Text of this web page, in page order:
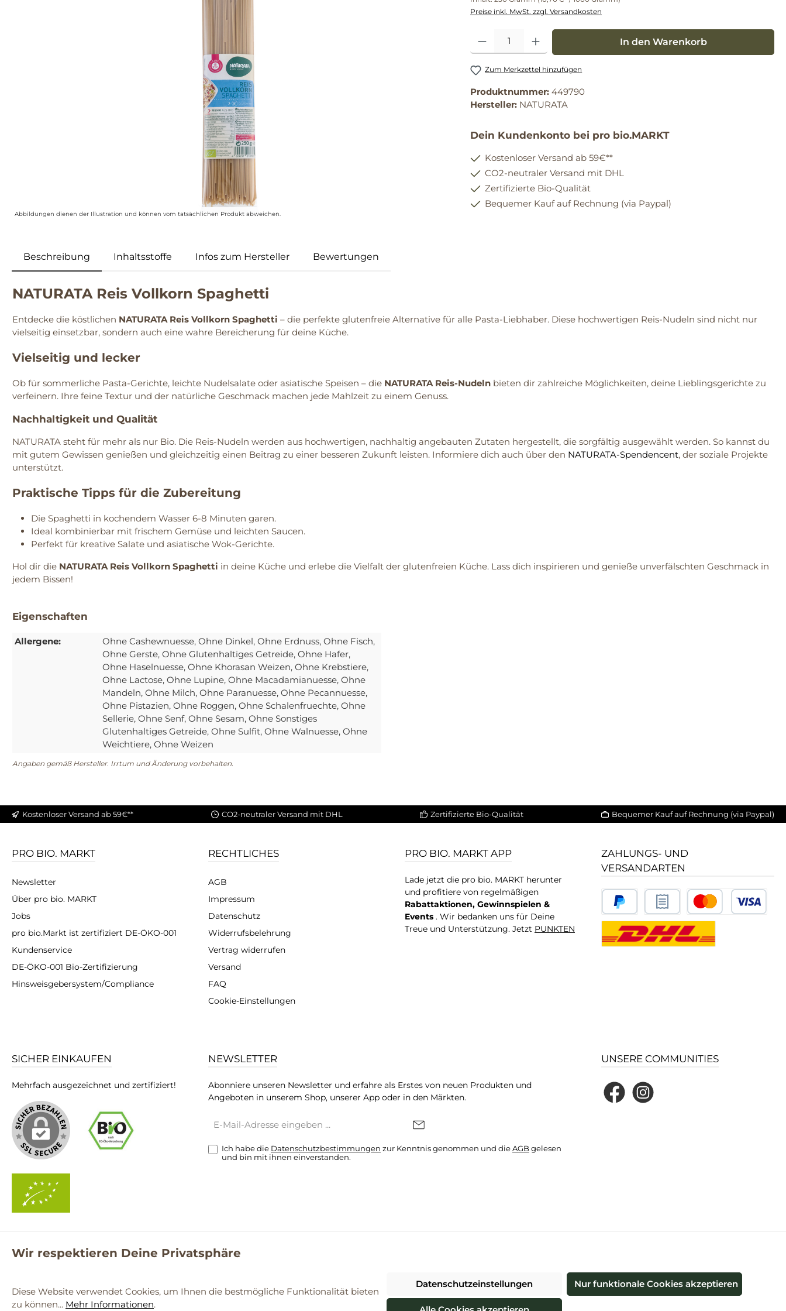
Abbildungen dienen der Illustration und können vom tatsächlichen Produkt abweichen.
Preise inkl. MwSt. zzgl. Versandkosten
Produkt Anzahl: Gib den gewünschten Wert ein oder benutze die Schaltflächen um die
In den Warenkorb
Zum Merkzettel hinzufügen
Produktnummer: 449790
Hersteller: NATURATA
Dein Kundenkonto bei pro bio.MARKT
Kostenloser Versand ab 59€**
CO2-neutraler Versand mit DHL
Zertifizierte Bio-Qualität
Bequemer Kauf auf Rechnung (via Paypal)
Beschreibung Inhaltsstoffe Infos zum Hersteller Bewertungen
NATURATA Reis Vollkorn Spaghetti
Entdecke die köstlichen NATURATA Reis Vollkorn Spaghetti – die perfekte glutenfreie Alternative für alle Pasta-Liebhaber. Diese hochwertigen Reis-Nudeln sind nicht nur
vielseitig einsetzbar, sondern auch eine wahre Bereicherung für deine Küche.
Vielseitig und lecker
Ob für sommerliche Pasta-Gerichte, leichte Nudelsalate oder asiatische Speisen – die NATURATA Reis-Nudeln bieten dir zahlreiche Möglichkeiten, deine Lieblingsgerichte zu
verfeinern. Ihre feine Textur und der natürliche Geschmack machen jede Mahlzeit zu einem Genuss.
Nachhaltigkeit und Qualität
NATURATA steht für mehr als nur Bio. Die Reis-Nudeln werden aus hochwertigen, nachhaltig angebauten Zutaten hergestellt, die sorgfältig ausgewählt werden. So kannst du
mit gutem Gewissen genießen und gleichzeitig einen Beitrag zu einer besseren Zukunft leisten. Informiere dich auch über den NATURATA-Spendencent, der soziale Projekte
unterstützt.
Praktische Tipps für die Zubereitung
Die Spaghetti in kochendem Wasser 6-8 Minuten garen.
Ideal kombinierbar mit frischem Gemüse und leichten Saucen.
Perfekt für kreative Salate und asiatische Wok-Gerichte.
Hol dir die NATURATA Reis Vollkorn Spaghetti in deine Küche und erlebe die Vielfalt der glutenfreien Küche. Lass dich inspirieren und genieße unverfälschten Geschmack in
jedem Bissen!
Eigenschaften
Allergene: Ohne Cashewnuesse, Ohne Dinkel, Ohne Erdnuss, Ohne Fisch,
Ohne Gerste, Ohne Glutenhaltiges Getreide, Ohne Hafer,
Ohne Haselnuesse, Ohne Khorasan Weizen, Ohne Krebstiere,
Ohne Lactose, Ohne Lupine, Ohne Macadamianuesse, Ohne
Mandeln, Ohne Milch, Ohne Paranuesse, Ohne Pecannuesse,
Ohne Pistazien, Ohne Roggen, Ohne Schalenfruechte, Ohne
Sellerie, Ohne Senf, Ohne Sesam, Ohne Sonstiges
Glutenhaltiges Getreide, Ohne Sulfit, Ohne Walnuesse, Ohne
Weichtiere, Ohne Weizen
Angaben gemäß Hersteller. Irrtum und Änderung vorbehalten.
Kostenloser Versand ab 59€** CO2-neutraler Versand mit DHL Zertifizierte Bio-Qualität Bequemer Kauf auf Rechnung (via Paypal)
PRO BIO. MARKT
Newsletter
Über pro bio. MARKT
Jobs
pro bio.Markt ist zertifiziert DE-ÖKO-001
Kundenservice
DE-ÖKO-001 Bio-Zertifizierung
Hinsweisgebersystem/Compliance
RECHTLICHES
AGB
Impressum
Datenschutz
Widerrufsbelehrung
Vertrag widerrufen
Versand
FAQ
Cookie-Einstellungen
PRO BIO. MARKT APP
Lade jetzt die pro bio. MARKT herunter
und profitiere von regelmäßigen
Rabattaktionen, Gewinnspielen &
Events . Wir bedanken uns für Deine
Treue und Unterstützung. Jetzt PUNKTEN
ZAHLUNGS- UND
VERSANDARTEN
SICHER EINKAUFEN
Mehrfach ausgezeichnet und zertifiziert!
NEWSLETTER
Abonniere unseren Newsletter und erfahre als Erstes von neuen Produkten und
Angeboten in unserem Shop, unserer App oder in den Märkten.
Mail-
Ich habe die Datenschutzbestimmungen zur Kenntnis genommen und dieAGBgelesen
und bin mit ihnen einverstanden.
UNSERE COMMUNITIES
FacebookInstagram
und ggf. Nachnahmegebühren, wenn nicht anders angegeben.
© 2026 ProBiomarkt WebShop - Alle Rechte vorbehalten. Theme byThemeWare®
Wir respektieren Deine Privatsphäre
Diese Website verwendet Cookies, um Ihnen die bestmögliche Funktionalität bieten
zu können... Mehr Informationen.
Datenschutzeinstellungen Nur funktionale Cookies akzeptieren